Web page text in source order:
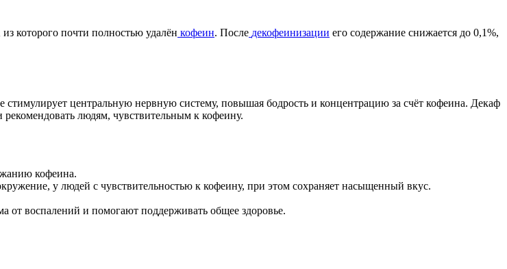
которого почти полностью удалён кофеин. После декофеинизации его содержание снижается до 0,1%,
центральную нервную систему, повышая бодрость и концентрацию за счёт кофеина. Декаф
людям, чувствительным к кофеину.
кофеина.
у людей с чувствительностью к кофеину, при этом сохраняет насыщенный вкус.
от воспалений и помогают поддерживать общее здоровье.